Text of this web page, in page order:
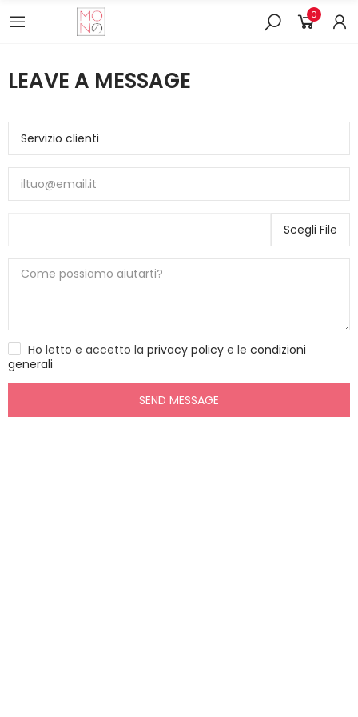
0
LEAVE A MESSAGE
Scegli File
Ho letto e accetto la privacy policy e le condizioni
generali
SEND MESSAGE